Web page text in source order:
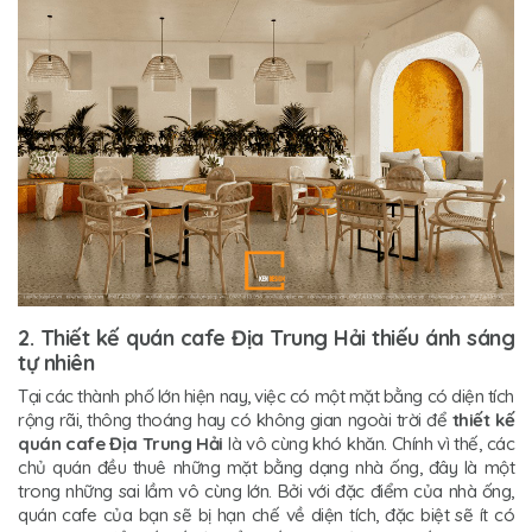
2. Thiết kế quán cafe Địa Trung Hải thiếu ánh sáng
tự nhiên
Tại các thành phố lớn hiện nay, việc có một mặt bằng có diện tích
rộng rãi, thông thoáng hay có không gian ngoài trời để thiết kế
quán cafe Địa Trung Hảilà vô cùng khó khăn. Chính vì thế, các
chủ quán đều thuê những mặt bằng dạng nhà ống, đây là một
trong những sai lầm vô cùng lớn. Bởi với đặc điểm của nhà ống,
quán cafe của bạn sẽ bị hạn chế về diện tích, đặc biệt sẽ ít có